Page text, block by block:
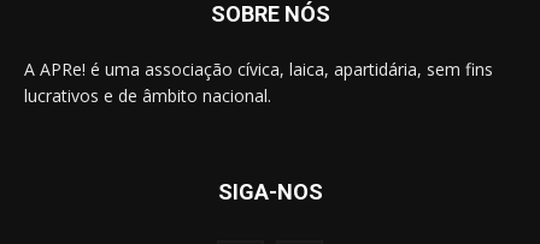
SOBRE NÓS
A APRe! é uma associação cívica, laica, apartidária, sem fins
lucrativos e de âmbito nacional.
SIGA-NOS